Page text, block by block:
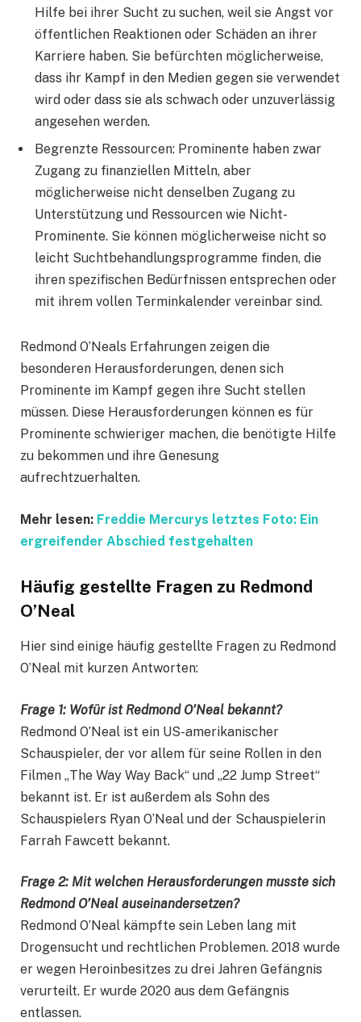
Hilfe bei ihrer Sucht zu suchen, weil sie Angst vor
öffentlichen Reaktionen oder Schäden an ihrer
Karriere haben. Sie befürchten möglicherweise,
dass ihr Kampf in den Medien gegen sie verwendet
wird oder dass sie als schwach oder unzuverlässig
angesehen werden.
Begrenzte Ressourcen: Prominente haben zwar
Zugang zu finanziellen Mitteln, aber
möglicherweise nicht denselben Zugang zu
Unterstützung und Ressourcen wie Nicht-
Prominente. Sie können möglicherweise nicht so
leicht Suchtbehandlungsprogramme finden, die
ihren spezifischen Bedürfnissen entsprechen oder
mit ihrem vollen Terminkalender vereinbar sind.
Redmond O’Neals Erfahrungen zeigen die
besonderen Herausforderungen, denen sich
Prominente im Kampf gegen ihre Sucht stellen
müssen. Diese Herausforderungen können es für
Prominente schwieriger machen, die benötigte Hilfe
zu bekommen und ihre Genesung
aufrechtzuerhalten.
Mehr lesen: Freddie Mercurys letztes Foto: Ein
ergreifender Abschied festgehalten
Häufig gestellte Fragen zu Redmond
O’Neal
Hier sind einige häufig gestellte Fragen zu Redmond
O’Neal mit kurzen Antworten:
Frage 1: Wofür ist Redmond O’Neal bekannt?
Redmond O’Neal ist ein US-amerikanischer
Schauspieler, der vor allem für seine Rollen in den
Filmen „The Way Way Back“ und „22 Jump Street“
bekannt ist. Er ist außerdem als Sohn des
Schauspielers Ryan O’Neal und der Schauspielerin
Farrah Fawcett bekannt.
Frage 2: Mit welchen Herausforderungen musste sich
Redmond O’Neal auseinandersetzen?
Redmond O’Neal kämpfte sein Leben lang mit
Drogensucht und rechtlichen Problemen. 2018 wurde
er wegen Heroinbesitzes zu drei Jahren Gefängnis
verurteilt. Er wurde 2020 aus dem Gefängnis
entlassen.